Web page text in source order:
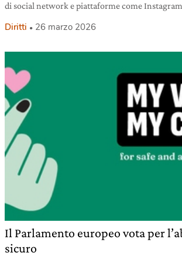
di social network e piattaforme come Instagram
Diritti 26 marzo 2026
Il Parlamento europeo vota per
sicuro